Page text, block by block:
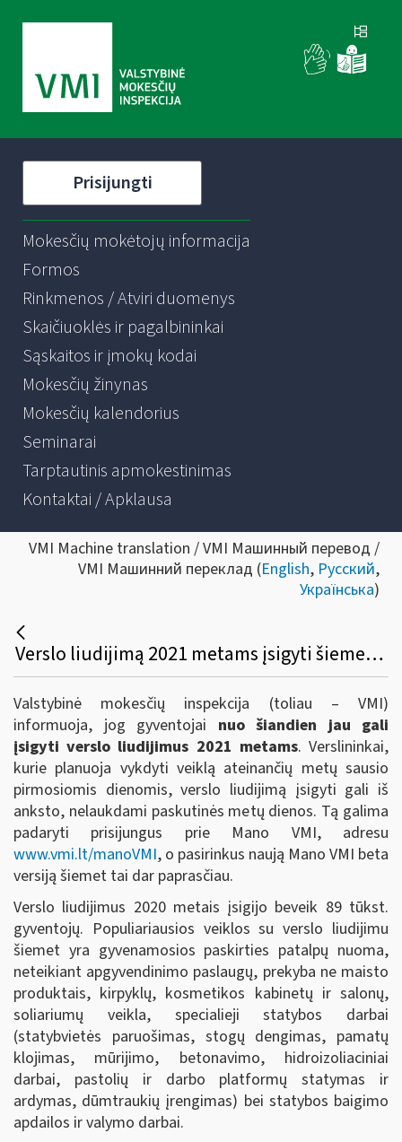
Prisijungti
Mokesčių mokėtojų informacija
Formos
Rinkmenos / Atviri duomenys
Skaičiuoklės ir pagalbininkai
Sąskaitos ir įmokų kodai
Mokesčių žinynas
Mokesčių kalendorius
Seminarai
Tarptautinis apmokestinimas
Kontaktai / Apklausa
VMI Machine translation / VMI Машинный перевод /
VMI Машинний переклад (English, Русский,
Українська)
Verslo liudijimą 2021 metams įsigyti šiemet galima anksčiau
Valstybinė mokesčių inspekcija (toliau – VMI)
informuoja, jog gyventojai nuo šiandien jau gali
įsigyti verslo liudijimus 2021 metams. Verslininkai,
kurie planuoja vykdyti veiklą ateinančių metų sausio
pirmosiomis dienomis, verslo liudijimą įsigyti gali iš
anksto, nelaukdami paskutinės metų dienos. Tą galima
padaryti prisijungus prie Mano VMI, adresu
www.vmi.lt/manoVMI, o pasirinkus naują Mano VMI beta
versiją šiemet tai dar paprasčiau.
Verslo liudijimus 2020 metais įsigijo beveik 89 tūkst.
gyventojų. Populiariausios veiklos su verslo liudijimu
šiemet yra gyvenamosios paskirties patalpų nuoma,
neteikiant apgyvendinimo paslaugų, prekyba ne maisto
produktais, kirpyklų, kosmetikos kabinetų ir salonų,
soliariumų veikla, specialieji statybos darbai
(statybvietės paruošimas, stogų dengimas, pamatų
klojimas, mūrijimo, betonavimo, hidroizoliaciniai
darbai, pastolių ir darbo platformų statymas ir
ardymas, dūmtraukių įrengimas) bei statybos baigimo
apdailos ir valymo darbai.